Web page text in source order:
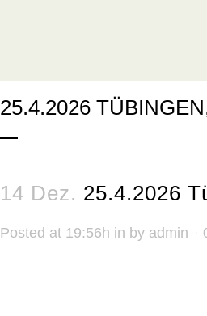
25.4.2026
14 Dez. 25.4.2026
Posted at 19:56h in by admin